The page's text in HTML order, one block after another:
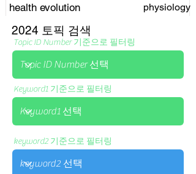
health evolution physiology
2024 토픽 검색
Topic ID Number 기준으로 필터링
Keyword1 기준으로 필터링
keyword2 기준으로 필터링